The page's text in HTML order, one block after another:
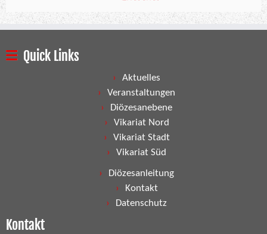
Quick Links
Aktuelles
Veranstaltungen
Diözesanebene
Vikariat Nord
Vikariat Stadt
Vikariat Süd
Diözesanleitung
Kontakt
Datenschutz
Kontakt